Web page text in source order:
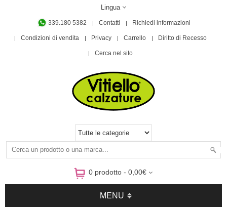
Lingua
339.180 5382 Contatti Richiedi informazioni
Condizioni di vendita Privacy Carrello Diritto di Recesso
Cerca nel sito
0 prodotto - 0,00€
MENU